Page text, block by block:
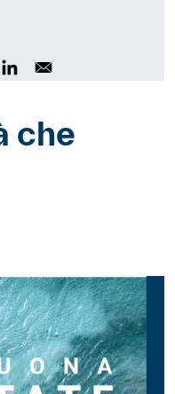
che